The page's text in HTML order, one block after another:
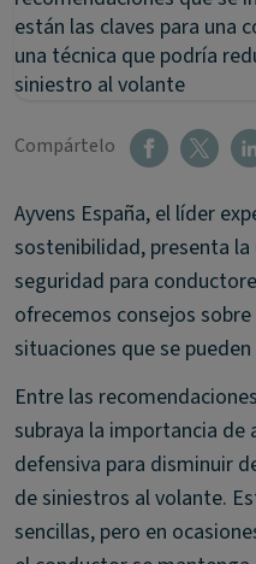
están las claves para una
una técnica que podría
siniestro al volante
Compártelo
Ayvens España, el líder
sostenibilidad, presenta
seguridad para
ofrecemos consejos
situaciones que se
Entre las
subraya la importancia de
defensiva para disminuir
de siniestros al volante.
sencillas, pero en